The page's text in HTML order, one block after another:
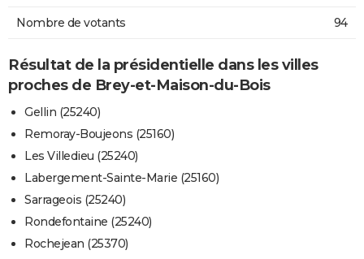
Nombre de votants 94
Résultat de la présidentielle dans les villes
proches de Brey-et-Maison-du-Bois
Gellin (25240)
Remoray-Boujeons (25160)
Les Villedieu (25240)
Labergement-Sainte-Marie (25160)
Sarrageois (25240)
Rondefontaine (25240)
Rochejean (25370)